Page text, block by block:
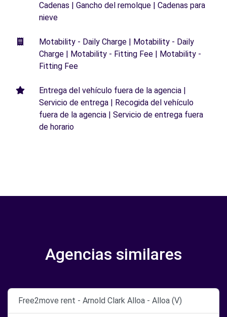
Cadenas | Gancho del remolque | Cadenas para
nieve
Motability - Daily Charge | Motability - Daily
Charge | Motability - Fitting Fee | Motability -
Fitting Fee
Entrega del vehículo fuera de la agencia |
Servicio de entrega | Recogida del vehículo
fuera de la agencia | Servicio de entrega fuera
de horario
Agencias similares
Free2move rent - Arnold Clark Alloa - Alloa (V)